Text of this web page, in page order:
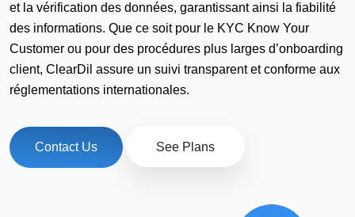
et la vérification des données, garantissant ainsi la fiabilité
des informations. Que ce soit pour le KYC Know Your
Customer ou pour des procédures plus larges d’onboarding
client, ClearDil assure un suivi transparent et conforme aux
réglementations internationales.
Contact Us See Plans